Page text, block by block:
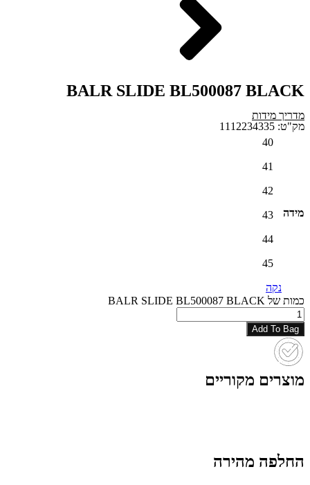
BALR SLIDE BL500087 BLACK
מדריך מידות
מק"ט: 1112234335
מידה
40
41
42
43
44
45
נקה
כמות של BALR SLIDE BL500087 BLACK
Add To Bag
מוצרים מקוריים
החלפה מהירה